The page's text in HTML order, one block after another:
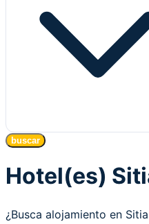
buscar
Hotel(es)
¿Busca alojamiento en